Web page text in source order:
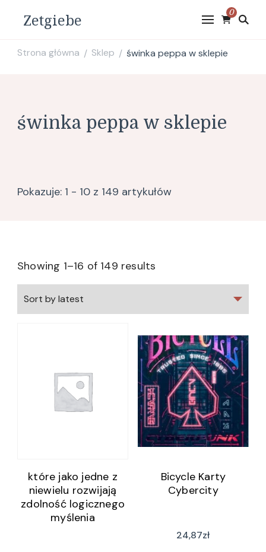
Zetgiebe 0
Strona główna / Sklep / świnka peppa w sklepie
świnka peppa w sklepie
Pokazuje: 1 - 10 z 149 artykułów
Showing 1–16 of 149 results
które jako jedne z
niewielu rozwijają
zdolność logicznego
myślenia
Bicycle Karty
Cybercity
24,87zł